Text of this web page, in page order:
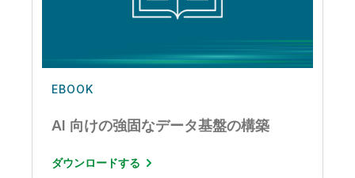
EBOOK
AI 向けの強固なデータ基盤の構築
ダウンロードする